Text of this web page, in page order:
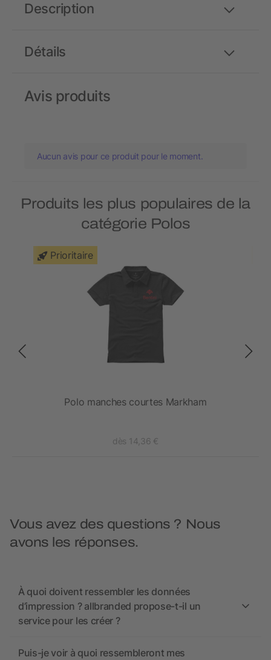
Détails
Description
Avis produits
Aucun avis pour ce produit pour le moment.
Produits les plus populaires de la
catégorie Polos
Prioritaire
Polo manches courtes Markham
dès 14,36 €
Vous avez des questions ? Nous
avons les réponses.
À quoi doivent ressembler les données
d’impression ? allbranded propose-t-il un
service pour les créer ?
Puis-je voir à quoi ressembleront mes